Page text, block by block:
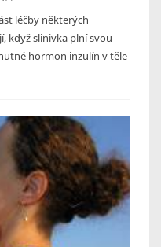
léčby některých
když slinivka plní svou
hormon inzulín v těle